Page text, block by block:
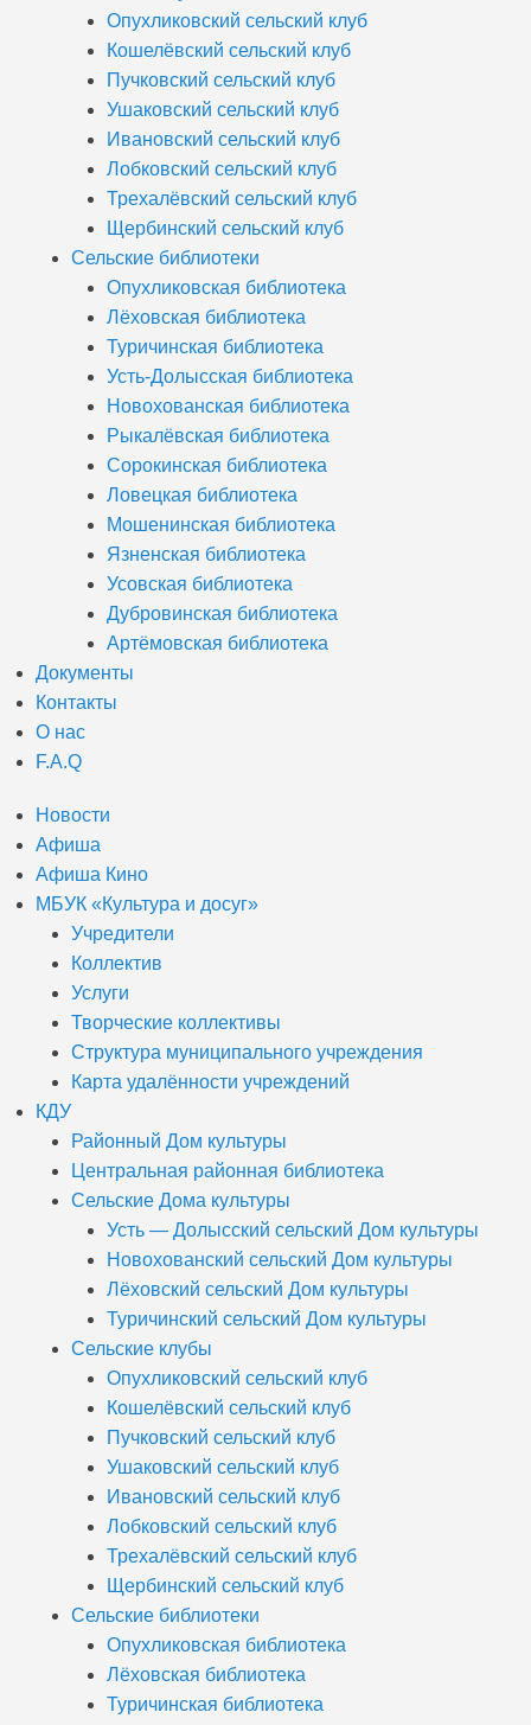
Опухликовский сельский клуб
Кошелёвский сельский клуб
Пучковский сельский клуб
Ушаковский сельский клуб
Ивановский сельский клуб
Лобковский сельский клуб
Трехалёвский сельский клуб
Щербинский сельский клуб
Сельские библиотеки
Опухликовская библиотека
Лёховская библиотека
Туричинская библиотека
Усть-Долысская библиотека
Новохованская библиотека
Рыкалёвская библиотека
Сорокинская библиотека
Ловецкая библиотека
Мошенинская библиотека
Язненская библиотека
Усовская библиотека
Дубровинская библиотека
Артёмовская библиотека
Документы
Контакты
О нас
F.A.Q
Новости
Афиша
Афиша Кино
МБУК «Культура и досуг»
Учредители
Коллектив
Услуги
Творческие коллективы
Структура муниципального учреждения
Карта удалённости учреждений
КДУ
Районный Дом культуры
Центральная районная библиотека
Сельские Дома культуры
Усть — Долысский сельский Дом культуры
Новохованский сельский Дом культуры
Лёховский сельский Дом культуры
Туричинский сельский Дом культуры
Сельские клубы
Опухликовский сельский клуб
Кошелёвский сельский клуб
Пучковский сельский клуб
Ушаковский сельский клуб
Ивановский сельский клуб
Лобковский сельский клуб
Трехалёвский сельский клуб
Щербинский сельский клуб
Сельские библиотеки
Опухликовская библиотека
Лёховская библиотека
Туричинская библиотека